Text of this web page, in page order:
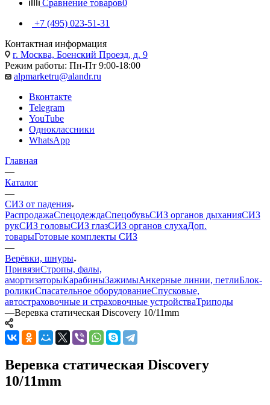
Сравнение товаров0
+7 (495) 023-51-31
Контактная информация
г. Москва, Боенский Проезд, д. 9
Режим работы: Пн-Пт 9:00-18:00
alpmarketru@alandr.ru
Вконтакте
Telegram
YouTube
Одноклассники
WhatsApp
Главная
—
Каталог
—
СИЗ от падения
РаспродажаСпецодеждаСпецобувьСИЗ органов дыханияСИЗ
рукСИЗ головыСИЗ глазСИЗ органов слухаДоп.
товарыГотовые комплекты СИЗ
—
Верёвки, шнуры
ПривязиСтропы, фалы,
амортизаторыКарабиныЗажимыАнкерные линии, петлиБлок-
роликиСпасательное оборудованиеСпусковые,
автостраховочные и страховочные устройстваТриподы
—Веревка статическая Discovery 10/11mm
Веревка статическая Discovery
10/11mm